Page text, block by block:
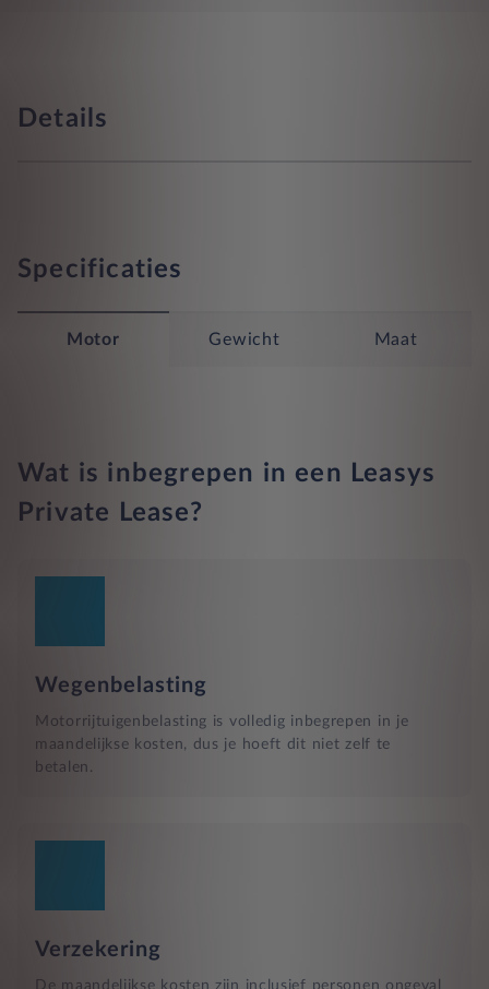
Details
Specificaties
Motor Gewicht Maat
Wat is inbegrepen in een Leasys
Private Lease?
Wegenbelasting
Motorrijtuigenbelasting is volledig inbegrepen in je
maandelijkse kosten, dus je hoeft dit niet zelf te
betalen.
Verzekering
De maandelijkse kosten zijn inclusief personen ongeval